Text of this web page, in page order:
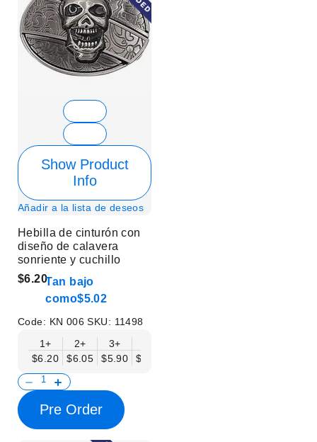
Show Product
Info
Añadir a la lista de deseos
Hebilla de cinturón con
diseño de calavera
sonriente y cuchillo
$6.20Tan bajo
como$5.02
Code: KN 006SKU: 11498
1+
$6.20
2+
$6.05
3+
$5.90
$5.75
Pre Order